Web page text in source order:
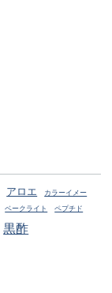
アロエ
カラーイメー
ベークライト ペプチド
黒酢